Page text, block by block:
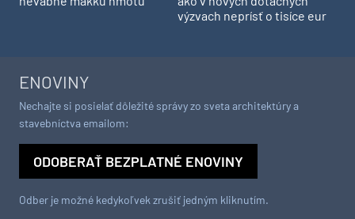
výzvach neprísť o tisíce eur
ENOVINY
Nechajte si posielať dôležité správy zo sveta architektúry a
stavebníctva emailom:
ODOBERAŤ BEZPLATNÉ ENOVINY
Odber je možné kedykoľvek zrušiť jedným kliknutím.